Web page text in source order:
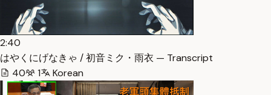
2:40
はやくにげなきゃ / 初音ミク・雨衣 — Transcript
40
1 Korean